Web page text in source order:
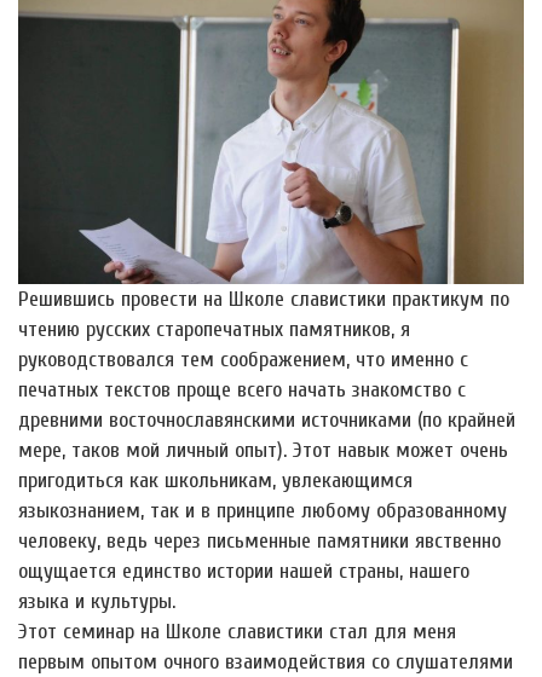
Решившись провести на Школе славистики практикум по
чтению русских старопечатных памятников, я
руководствовался тем соображением, что именно с
печатных текстов проще всего начать знакомство с
древними восточнославянскими источниками (по крайней
мере, таков мой личный опыт). Этот навык может очень
пригодиться как школьникам, увлекающимся
языкознанием, так и в принципе любому образованному
человеку, ведь через письменные памятники явственно
ощущается единство истории нашей страны, нашего
языка и культуры.
Этот семинар на Школе славистики стал для меня
первым опытом очного взаимодействия со слушателями